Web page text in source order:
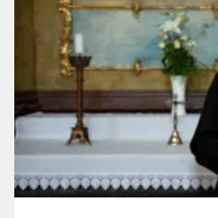
CSENDES
BIZALOM,
AMELY
ÉLETET
FAKASZT